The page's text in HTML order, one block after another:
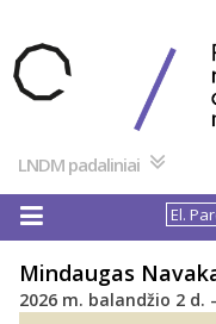
turinio
LNDM padaliniai
El.
Mindaugas
2026 m. balandžio 2 d.